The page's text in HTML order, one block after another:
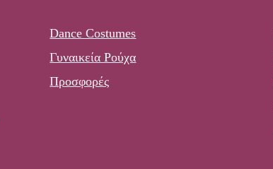
Dance Costumes
Γυναικεία Ρούχα
Προσφορές